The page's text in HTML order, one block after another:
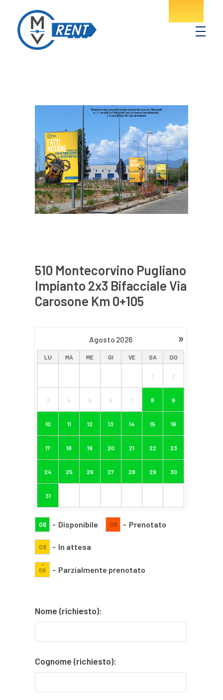
510 Montecorvino Pugliano
Impianto 2x3 Bifacciale Via
Carosone Km 0+105
»
Agosto 2026
LU MA ME GI VE SA DO
1 2
3 4 5 6 7 8 9
10 11 12 13 14 15 16
17 18 19 20 21 22 23
24 25 26 27 28 29 30
31
08 - Disponibile 08 - Prenotato
08 - In attesa
·
08 - Parzialmente prenotato
Nome (richiesto):
Cognome (richiesto):